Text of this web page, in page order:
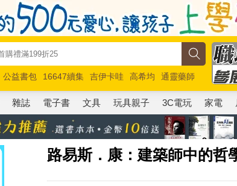
公益書包 16647續集 吉伊卡哇 高希均
通靈藥師
馬斯克 玩具總動員5 超慢跑
雜誌 電子書 文具 玩具親子 3C電玩 家電
路易斯．康：建築師中的哲